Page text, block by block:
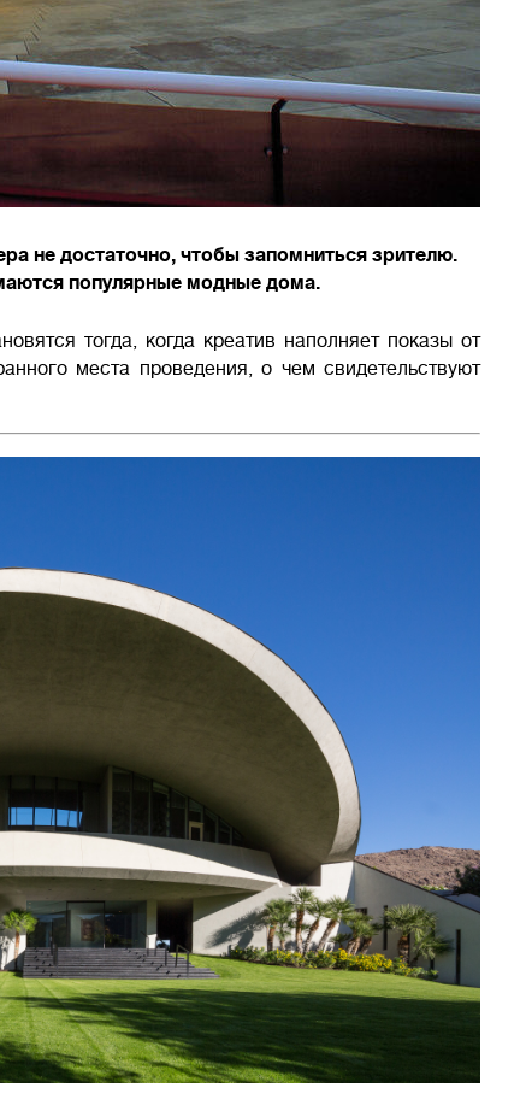
не достаточно, чтобы запомниться зрителю.
популярные модные дома.
тогда, когда креатив наполняет показы от
места проведения, о чем свидетельствуют